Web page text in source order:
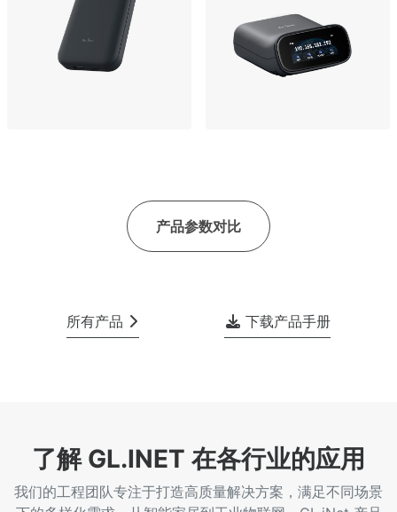
产品参数对比
所有产品 下载产品手册
了解 GL.INET 在各行业的应用
我们的工程团队专注于打造高质量解决方案，满足不同场景